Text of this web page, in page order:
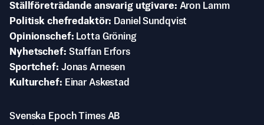
Ställföreträdande ansvarig utgivare Aron Lamm
Politisk chefredaktör
Daniel Sundqvist
Opinionschef
Lotta Gröning
Nyhetschef Staffan Erfors
Sportchef Jonas Arnesen
Kulturchef
Einar Askestad
Svenska Epoch Times AB